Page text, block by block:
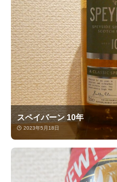
スペイバーン 10年
2023年5月18日